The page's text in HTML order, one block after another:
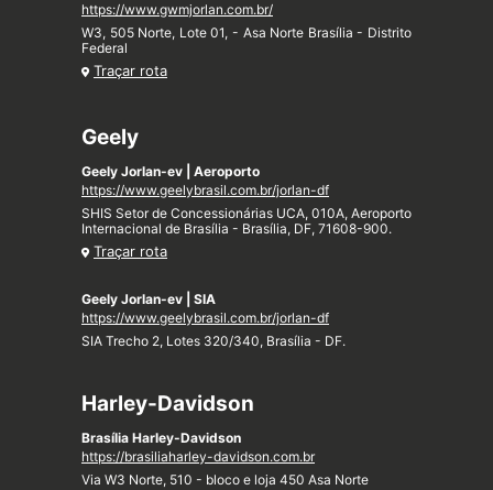
https://www.gwmjorlan.com.br/
W3, 505 Norte, Lote 01, - Asa Norte Brasília - Distrito
Federal
Traçar rota
Geely
Geely Jorlan-ev | Aeroporto
https://www.geelybrasil.com.br/jorlan-df
SHIS Setor de Concessionárias UCA, 010A, Aeroporto
Internacional de Brasília - Brasília, DF, 71608-900.
Traçar rota
Geely Jorlan-ev | SIA
https://www.geelybrasil.com.br/jorlan-df
SIA Trecho 2, Lotes 320/340, Brasília - DF.
Harley-Davidson
Brasília Harley-Davidson
https://brasiliaharley-davidson.com.br
Via W3 Norte, 510 - bloco e loja 450 Asa Norte